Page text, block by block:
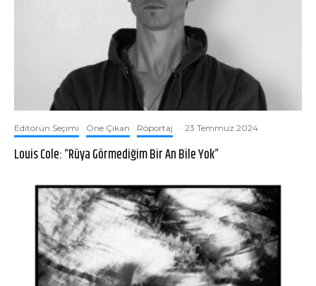
Editörün Seçimi Öne Çıkan Röportaj · 23 Temmuz 2024
Louis Cole: “Rüya Görmediğim Bir An Bile Yok”